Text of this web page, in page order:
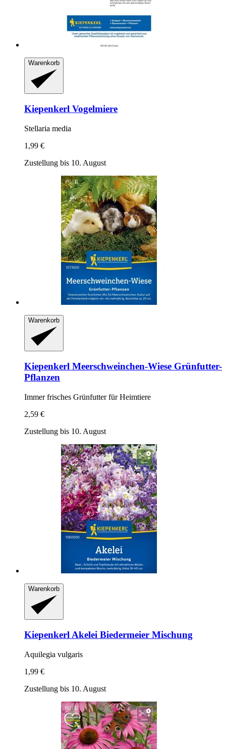
Warenkorb
Kiepenkerl Vogelmiere
Stellaria media
1,99 €
Zustellung bis 10. August
Warenkorb
Kiepenkerl Meerschweinchen-​Wiese Grünfutter-​
Pflanzen
Immer frisches Grünfutter für Heimtiere
2,59 €
Zustellung bis 10. August
Warenkorb
Kiepenkerl Akelei Biedermeier Mischung
Aquilegia vulgaris
1,99 €
Zustellung bis 10. August